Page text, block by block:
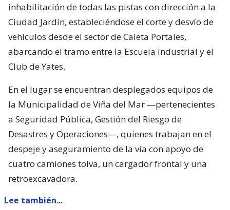
inhabilitación de todas las pistas con dirección a la
Ciudad Jardín, estableciéndose el corte y desvío de
vehículos desde el sector de Caleta Portales,
abarcando el tramo entre la Escuela Industrial y el
Club de Yates.
En el lugar se encuentran desplegados equipos de
la Municipalidad de Viña del Mar —pertenecientes
a Seguridad Pública, Gestión del Riesgo de
Desastres y Operaciones—, quienes trabajan en el
despeje y aseguramiento de la vía con apoyo de
cuatro camiones tolva, un cargador frontal y una
retroexcavadora.
Lee también...